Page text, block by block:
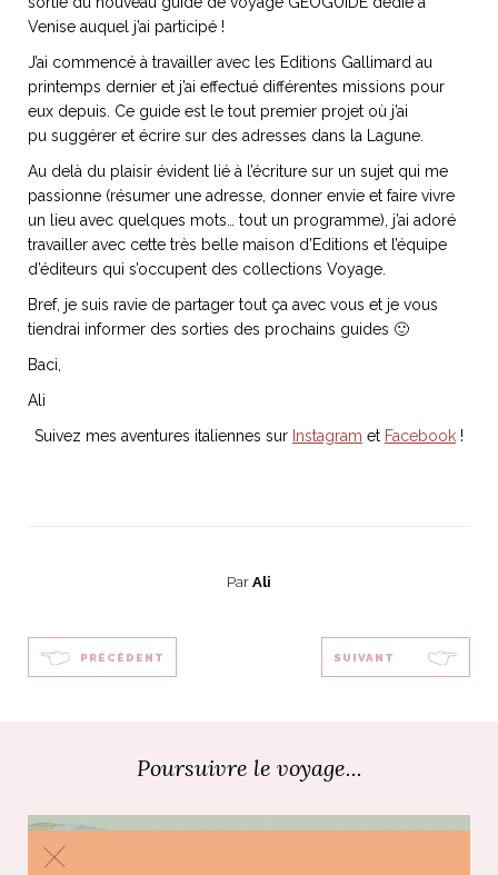
NOS ARTICLES ART ET DESIGN
Burano, la palette
de tous les
superlatifs
Virtuosa Venezia
Venise auquel j’ai participé !
J’ai commencé à travailler avec les Editions Gallimard au
printemps dernier et j’ai effectué différentes missions pour
eux depuis. Ce guide est le tout premier projet où j’ai
pu suggérer et écrire sur des adresses dans la Lagune.
Au delà du plaisir évident lié à l’écriture sur un sujet qui me
passionne (résumer une adresse, donner envie et faire vivre
un lieu avec quelques mots… tout un programme), j’ai adoré
travailler avec cette très belle maison d’Editions et l’équipe
d’éditeurs qui s’occupent des collections Voyage.
Bref, je suis ravie de partager tout ça avec vous et je vous
tiendrai informer des sorties des prochains guides 🙂
Baci,
Ali
Suivez mes aventures italiennes sur Instagram et Facebook !
Par Ali
PRÉCÉDENT SUIVANT
Poursuivre le voyage...